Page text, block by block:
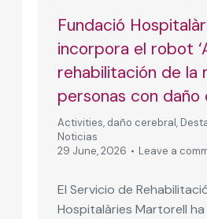
Fundació
incorpora el robot
rehabilitación de la
personas con daño
Activities, daño cerebral,
Noticias
29 June, 2026
Leave a
El Servicio de
Hospitalàries Martorell